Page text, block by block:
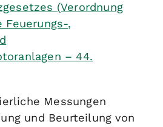
(Verordnung
,
– 44.
Messungen
und Beurteilung von